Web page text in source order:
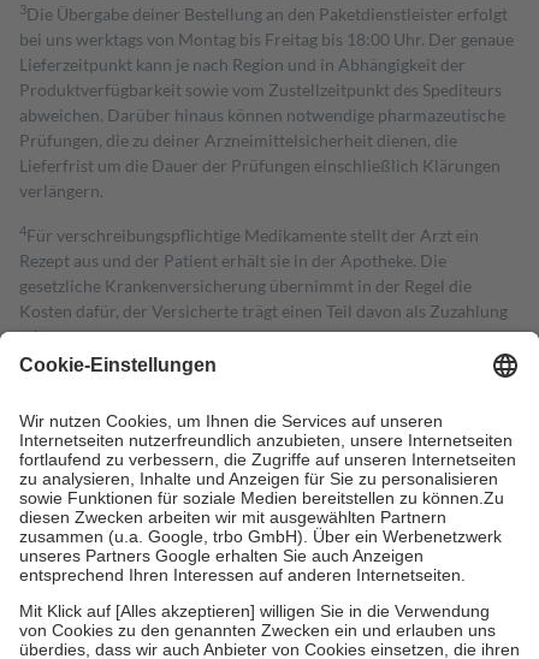
3Die Übergabe deiner Bestellung an den Paketdienstleister erfolgt
bei uns werktags von Montag bis Freitag bis 18:00 Uhr. Der genaue
Lieferzeitpunkt kann je nach Region und in Abhängigkeit der
Produktverfügbarkeit sowie vom Zustellzeitpunkt des Spediteurs
abweichen. Darüber hinaus können notwendige pharmazeutische
Prüfungen, die zu deiner Arzneimittelsicherheit dienen, die
Lieferfrist um die Dauer der Prüfungen einschließlich Klärungen
verlängern.
4Für verschreibungspflichtige Medikamente stellt der Arzt ein
Rezept aus und der Patient erhält sie in der Apotheke. Die
gesetzliche Krankenversicherung übernimmt in der Regel die
Kosten dafür, der Versicherte trägt einen Teil davon als Zuzahlung
mit.
Grundsätzlich leisten Mitglieder Zuzahlungen in Höhe von zehn
höchstens zehn Euro.
Es sind jedoch nie mehr als die tatsächlichen
Kosten der Leistung zu entrichten.
Diese Regeln gelten grundsätzlich auch für Online-Apotheken.
Bei Heilmitteln und häuslicher Krankenpflege beträgt die
Zuzahlung zehn Prozent der Kosten sowie zehn Euro je
Verordnung.
Um das Engagement der Versicherten für ihre eigene Gesundheit zu
stärken und die besondere Stellung der Familie zu unterstützen,
fallenkeine Zuzahlungenan bei:
• Kindern und Jugendlichen bis zum vollendeten 18. Lebensjahr